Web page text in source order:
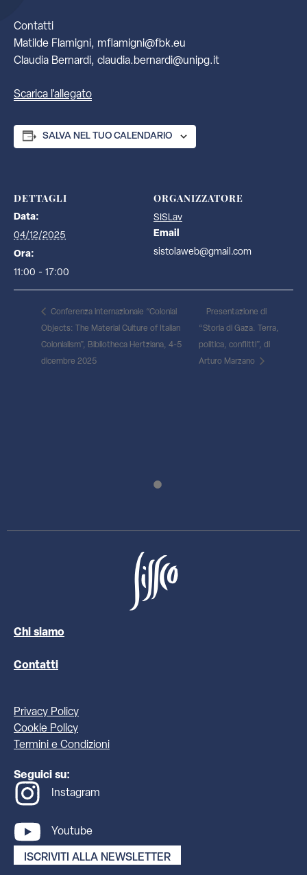
Contatti
Matilde Flamigni, mflamigni@fbk.eu
Claudia Bernardi, claudia.bernardi@unipg.it
Scarica l'allegato
SALVA NEL TUO CALENDARIO
DETTAGLI
Data:
04/12/2025
Ora:
11:00 - 17:00
ORGANIZZATORE
SISLav
Email
sistolaweb@gmail.com
Conferenza internazionale “Colonial
Objects: The Material Culture of Italian
Colonialism”, Bibliotheca Hertziana, 4-5
dicembre 2025
Presentazione di
“Storia di Gaza. Terra,
politica, conflitti”, di
Arturo Marzano
Chi siamo
Contatti
Privacy Policy
Cookie Policy
Termini e Condizioni
Seguici su:
Instagram
Youtube
ISCRIVITI ALLA NEWSLETTER